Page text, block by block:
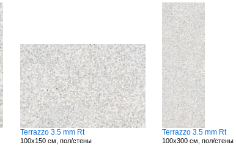
Terrazzo 3.5 mm Rt
100x150 см, пол/стены
Terrazzo 3.5 mm Rt
100x300 см, пол/стены